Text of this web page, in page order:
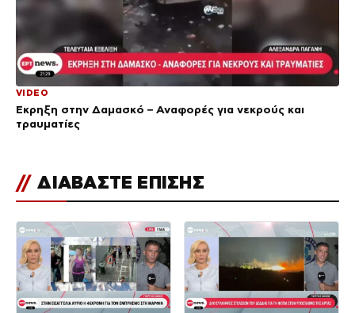
VIDEO
Έκρηξη στην Δαμασκό – Αναφορές για νεκρούς και
τραυματίες
// ΔΙΑΒΑΣΤΕ ΕΠΙΣΗΣ